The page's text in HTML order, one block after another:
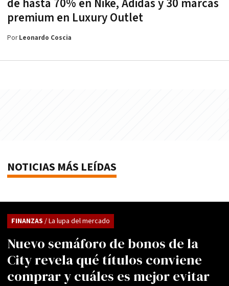
de hasta 70% en Nike, Adidas y 30 marcas
premium en Luxury Outlet
PorLeonardo Coscia
NOTICIAS MÁS LEÍDAS
Nuevo semáforo de bonos de la
City revela qué títulos conviene
comprar y cuáles es mejor evitar
FINANZAS / La lupa del mercado